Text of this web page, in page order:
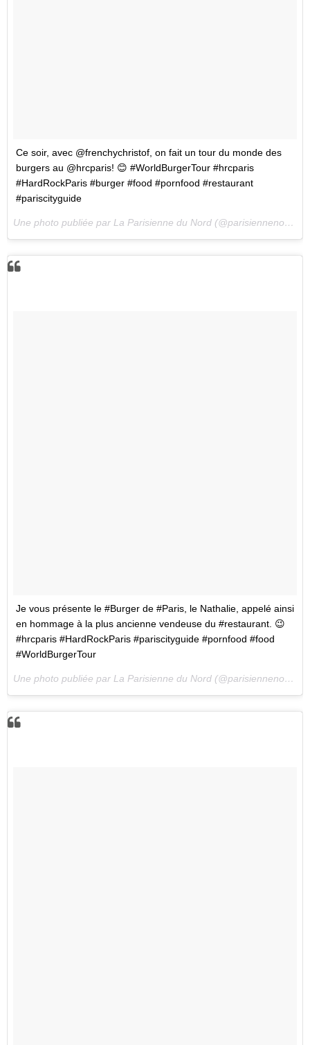
Ce soir, avec @frenchychristof, on fait un tour du monde des
burgers au @hrcparis! 😊 #WorldBurgerTour #hrcparis
#HardRockParis #burger #food #pornfood #restaurant
#pariscityguide
Une photo publiée par La Parisienne du Nord (@parisiennenord) le
Je vous présente le #Burger de #Paris, le Nathalie, appelé ainsi
en hommage à la plus ancienne vendeuse du #restaurant. 😉
#hrcparis #HardRockParis #pariscityguide #pornfood #food
#WorldBurgerTour
Une photo publiée par La Parisienne du Nord (@parisiennenord) le